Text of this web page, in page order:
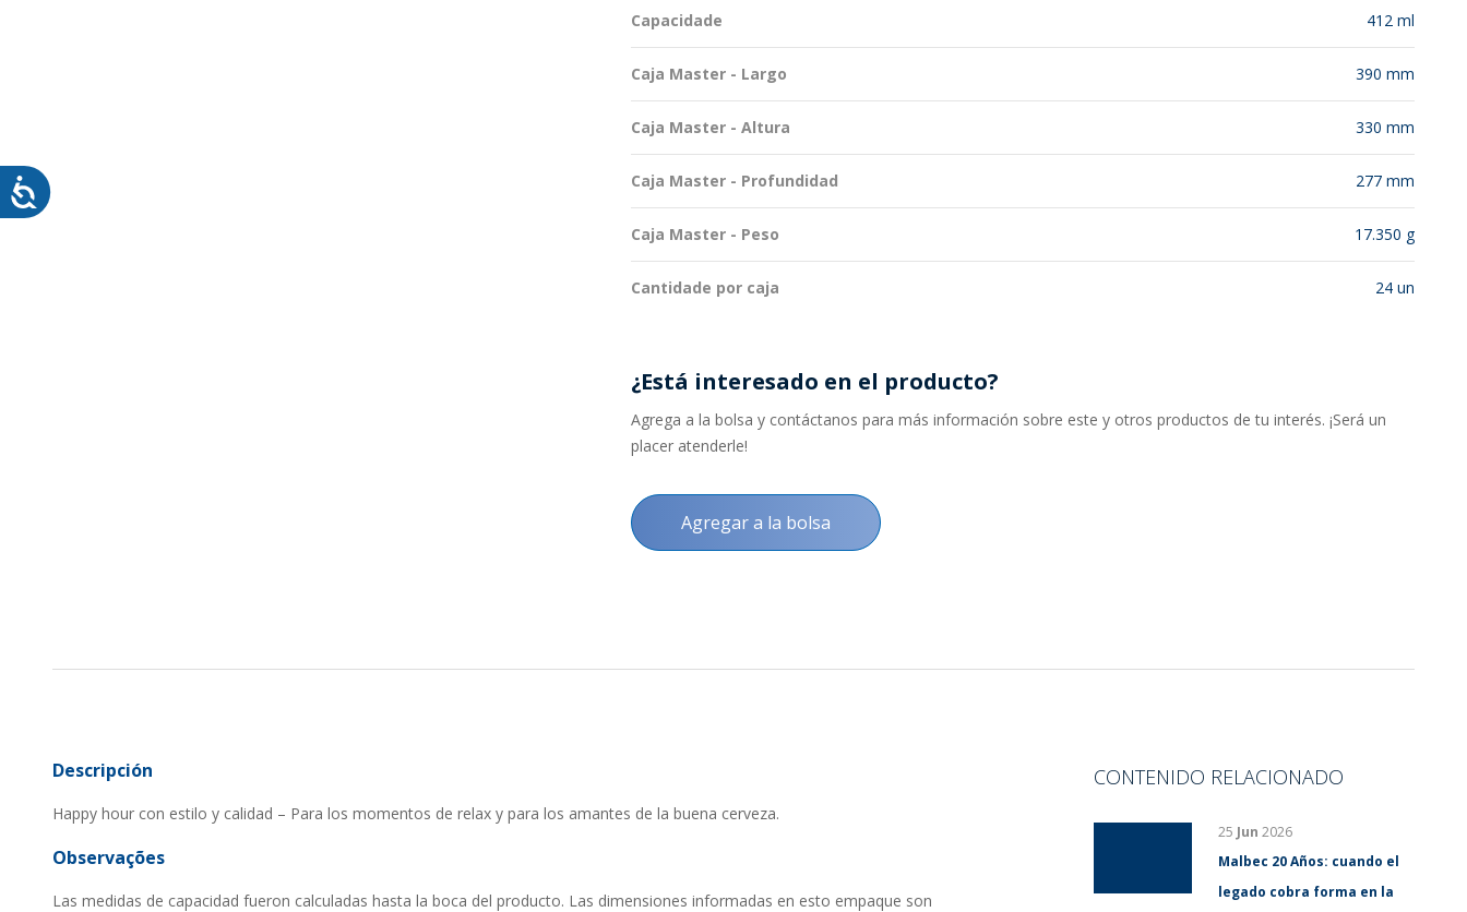
Capacidade 412 ml
Caja Master - Largo 390 mm
Caja Master - Altura 330 mm
Caja Master - Profundidad 277 mm
Caja Master - Peso 17.350 g
Cantidade por caja 24 un
¿Está interesado en el producto?
Agrega a la bolsa y contáctanos para más información sobre este y otros productos de tu interés. ¡Será un
placer atenderle!
Agregar a la bolsa
Descripción
Happy hour con estilo y calidad – Para los momentos de relax y para los amantes de la buena cerveza.
Observações
Las medidas de capacidad fueron calculadas hasta la boca del producto. Las dimensiones informadas en esto empaque son
CONTENIDO RELACIONADO
25 Jun 2026
Malbec 20 Años: cuando el
legado cobra forma en la